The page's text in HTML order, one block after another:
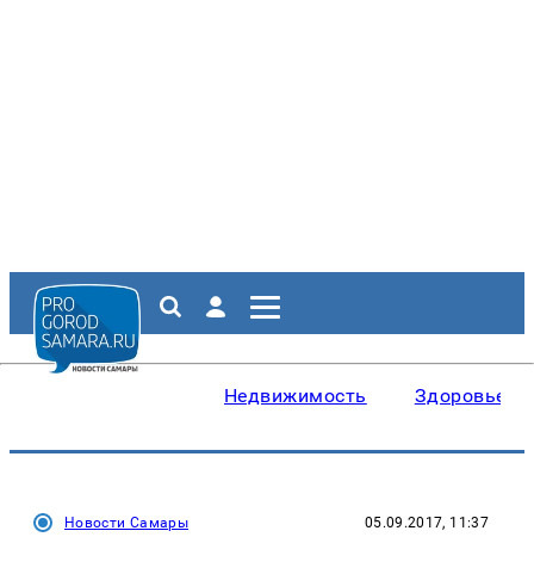
Недвижимость Здоровье
Новости Самары 05.09.2017, 11:37